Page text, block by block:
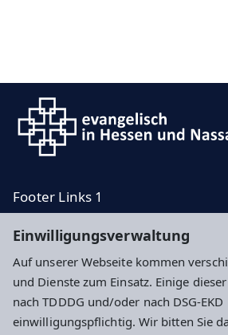
Einwilligungsverwaltung
Auf unserer Webseite kommen
und Dienste zum Einsatz. Einige
nach TDDDG und/oder nach DSG-EKD
einwilligungspflichtig. Wir bitten Sie
Footer Links 1
Footer Rechts 1
Footer Rechts 2
Impressum Datenschutz